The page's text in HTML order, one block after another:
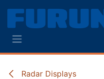
Radar Displays